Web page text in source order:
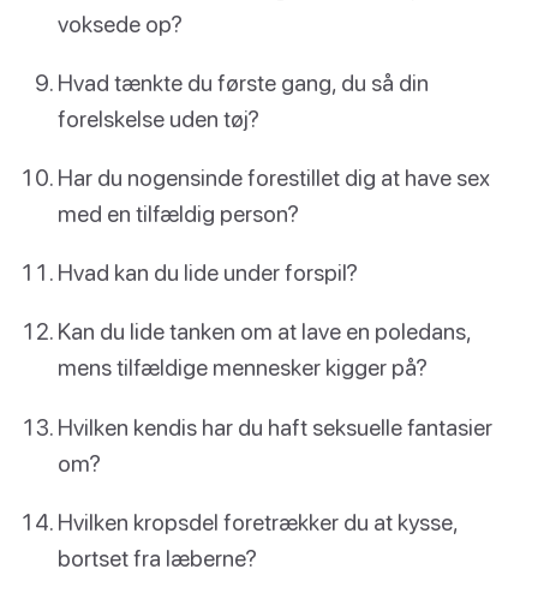
voksede op?
Hvad tænkte du første gang, du så din
forelskelse uden tøj?
Har du nogensinde forestillet dig at have sex
med en tilfældig person?
Hvad kan du lide under forspil?
Kan du lide tanken om at lave en poledans,
mens tilfældige mennesker kigger på?
Hvilken kendis har du haft seksuelle fantasier
om?
Hvilken kropsdel foretrækker du at kysse,
bortset fra læberne?